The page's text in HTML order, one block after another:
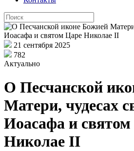
21 сентября 2025
782
Актуально
О Песчанской
Матери, чудесах
Иоасафа и
Николае II